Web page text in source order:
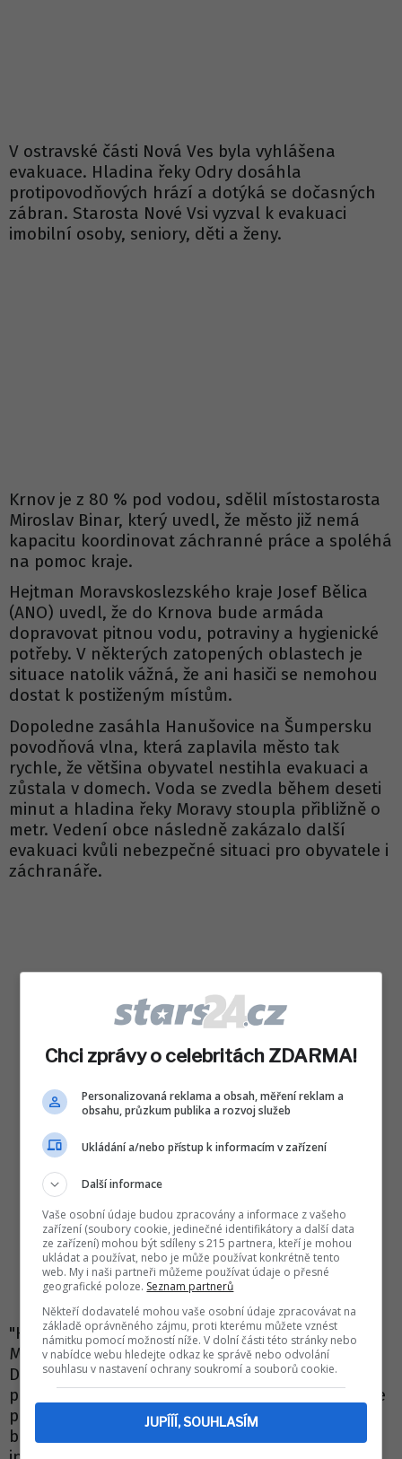
V ostravské části Nová Ves byla vyhlášena
evakuace. Hladina řeky Odry dosáhla
protipovodňových hrází a dotýká se dočasných
zábran. Starosta Nové Vsi vyzval k evakuaci
imobilní osoby, seniory, děti a ženy.
Krnov je z 80 % pod vodou, sdělil místostarosta
Miroslav Binar, který uvedl, že město již nemá
kapacitu koordinovat záchranné práce a spoléhá
na pomoc kraje.
Hejtman Moravskoslezského kraje Josef Bělica
(ANO) uvedl, že do Krnova bude armáda
dopravovat pitnou vodu, potraviny a hygienické
potřeby. V některých zatopených oblastech je
situace natolik vážná, že ani hasiči se nemohou
dostat k postiženým místům.
Dopoledne zasáhla Hanušovice na Šumpersku
povodňová vlna, která zaplavila město tak
rychle, že většina obyvatel nestihla evakuaci a
zůstala v domech. Voda se zvedla během deseti
minut a hladina řeky Moravy stoupla přibližně o
metr. Vedení obce následně zakázalo další
evakuaci kvůli nebezpečné situaci pro obyvatele i
záchranáře.
"Hanušovicemi se přehnala povodňová vlna.
Morava prudce vystoupala během deseti minut.
Došlo k nejčernějšímu scénáři a bohužel se
protrhla protipovodňová hráz. Ulice Sportovní je
pod vodou stejně jako další části města v
blízkosti Moravy. V terénu jsou všechny složky
Chci zprávy o celebritách ZDARMA!
Personalizovaná reklama a obsah, měření reklam a
obsahu, průzkum publika a rozvoj služeb
Ukládání a/nebo přístup k informacím v zařízení
Další informace
Vaše osobní údaje budou zpracovány a informace z vašeho
zařízení (soubory cookie, jedinečné identifikátory a další data
ze zařízení) mohou být sdíleny s 215 partnera, kteří je mohou
ukládat a používat, nebo je může používat konkrétně tento
web. My i naši partneři můžeme používat údaje o přesné
geografické poloze. Seznam partnerů
Někteří dodavatelé mohou vaše osobní údaje zpracovávat na
základě oprávněného zájmu, proti kterému můžete vznést
námitku pomocí možností níže. V dolní části této stránky nebo
v nabídce webu hledejte odkaz ke správě nebo odvolání
souhlasu v nastavení ochrany soukromí a souborů cookie.
JUPÍÍÍ, SOUHLASÍM